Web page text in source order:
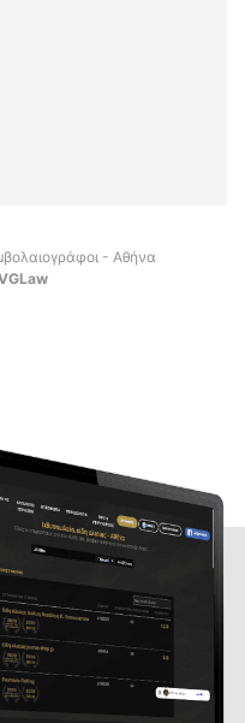
- Αθήνα